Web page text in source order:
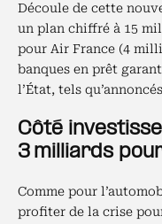
Découle de cette
un plan chiffré à 15
pour Air France (4
banques en prêt
l’État, tels
Côté
3 milliards
Comme pour
profiter de la crise